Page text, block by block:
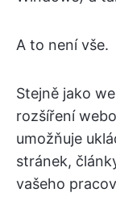
A to není vše.
Stejně jako
rozšíření
umožňuje
stránek,
vašeho